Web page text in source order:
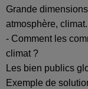
Grande
atmosphère,
- Comment les
climat ?
Les bien publics
Exemple de